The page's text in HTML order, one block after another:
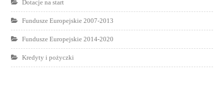
Dotacje na start
Fundusze Europejskie 2007-2013
Fundusze Europejskie 2014-2020
Kredyty i pożyczki